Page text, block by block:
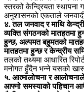
स्तरको केन्द्रियता स्थापना
अनुशासनको एकताले
४. तल जनवाद र माथि
व्यक्ति संगठनको मातहतमा
हुन्छ, अल्पमत बहुमतको
मातहतमा हुन्छ र केन्द्रीय
तलको तथ्यमा आधारित
मनोगत हुँदैन भन्ने यसको
५. आत्मालोचना र
आफ्नो समस्याको पहिचान